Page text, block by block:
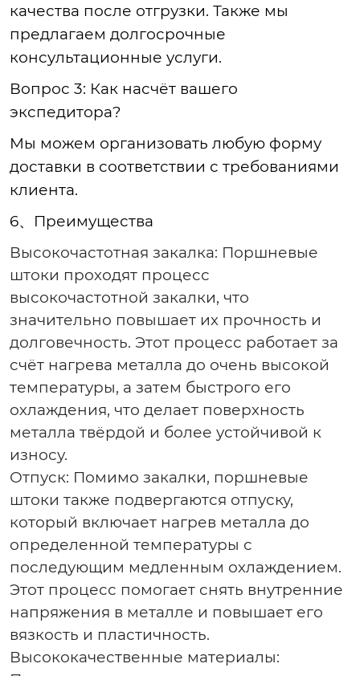
качества после отгрузки. Также мы
предлагаем долгосрочные
консультационные услуги.
Вопрос 3: Как насчёт вашего
экспедитора?
Мы можем организовать любую форму
доставки в соответствии с требованиями
клиента.
6、 Преимущества
Высокочастотная закалка: Поршневые
штоки проходят процесс
высокочастотной закалки, что
значительно повышает их прочность и
долговечность. Этот процесс работает за
счёт нагрева металла до очень высокой
температуры, а затем быстрого его
охлаждения, что делает поверхность
металла твёрдой и более устойчивой к
износу.
Отпуск: Помимо закалки, поршневые
штоки также подвергаются отпуску,
который включает нагрев металла до
определенной температуры с
последующим медленным охлаждением.
Этот процесс помогает снять внутренние
напряжения в металле и повышает его
вязкость и пластичность.
Высококачественные материалы: